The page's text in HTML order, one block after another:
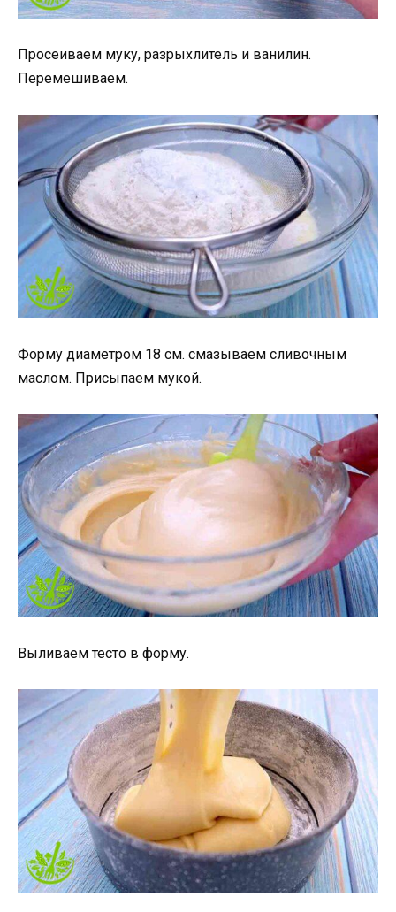
Просеиваем муку, разрыхлитель и ванилин.
Перемешиваем.
Форму диаметром 18 см. смазываем сливочным
маслом. Присыпаем мукой.
Выливаем тесто в форму.